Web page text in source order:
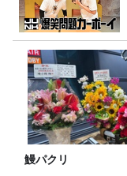
鰻パクリ